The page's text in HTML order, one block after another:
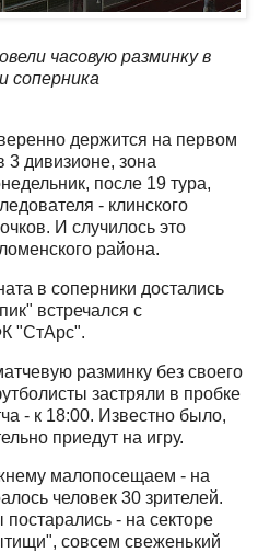
часовую разминку в
соперника
держится на первом
3 дивизионе, зона
после 19 тура,
- клинского
И случилось это
района.
в соперники достались
встречался с
"СтАрс".
разминку без своего
застряли в пробке
- к 18:00. Известно было,
приедут на игру.
малопосещаем - на
человек 30 зрителей.
- на секторе
совсем свеженький